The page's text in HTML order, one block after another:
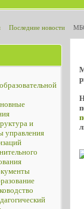
Последние новости
и
управления